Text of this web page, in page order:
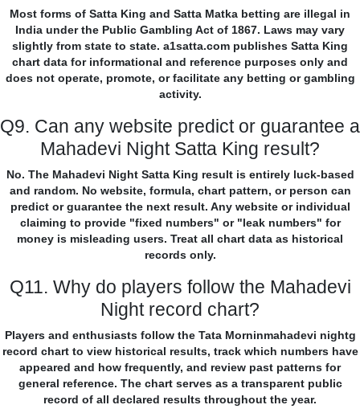
Most forms of Satta King and Satta Matka betting are illegal in
India under the Public Gambling Act of 1867. Laws may vary
slightly from state to state. a1satta.com publishes Satta King
chart data for informational and reference purposes only and
does not operate, promote, or facilitate any betting or gambling
activity.
Q9. Can any website predict or guarantee a
Mahadevi Night Satta King result?
No. The Mahadevi Night Satta King result is entirely luck-based
and random. No website, formula, chart pattern, or person can
predict or guarantee the next result. Any website or individual
claiming to provide "fixed numbers" or "leak numbers" for
money is misleading users. Treat all chart data as historical
records only.
Q11. Why do players follow the Mahadevi
Night record chart?
Players and enthusiasts follow the Tata Morninmahadevi nightg
record chart to view historical results, track which numbers have
appeared and how frequently, and review past patterns for
general reference. The chart serves as a transparent public
record of all declared results throughout the year.